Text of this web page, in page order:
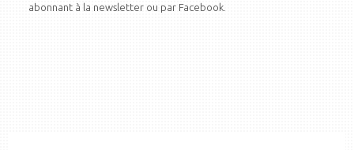
abonnant à la newsletter ou par Facebook.